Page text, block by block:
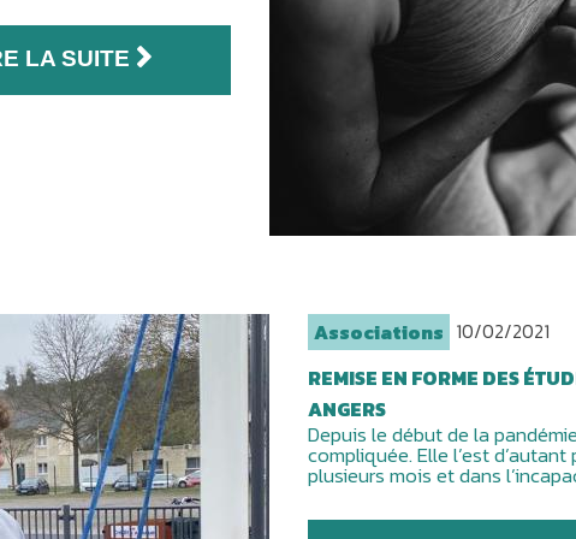
LA SUITE
Associations 10/02/2021
REMISE EN FORME DES
ANGERS
Depuis le début de la
compliquée. Elle l’est
plusieurs mois et dans